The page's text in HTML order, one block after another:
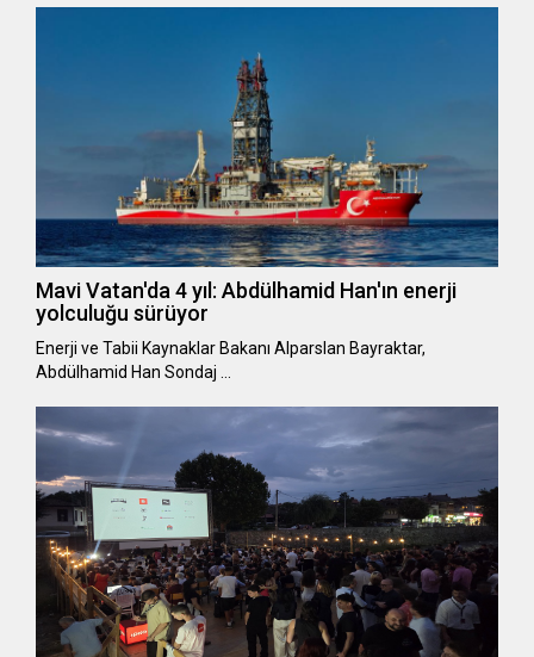
Mavi Vatan'da 4 yıl: Abdülhamid Han'ın enerji
yolculuğu sürüyor
Enerji ve Tabii Kaynaklar Bakanı Alparslan Bayraktar,
Abdülhamid Han Sondaj …